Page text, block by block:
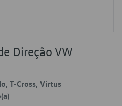
Direção VW
T-Cross, Virtus